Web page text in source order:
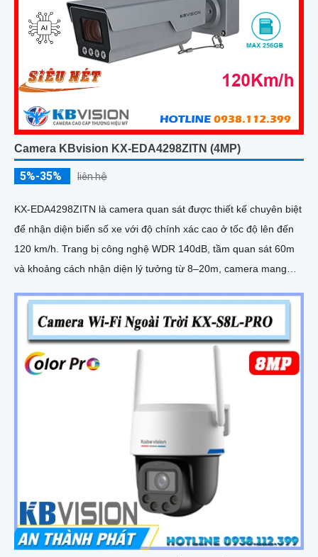
Camera KBvision KX-EDA4298ZITN (4MP)
5%-35% liên hệ
KX-EDA4298ZITN là camera quan sát được thiết kế chuyên biệt
để nhận diện biển số xe với độ chính xác cao ở tốc độ lên đến
120 km/h. Trang bị công nghệ WDR 140dB, tầm quan sát 60m
và khoảng cách nhận diện lý tưởng từ 8–20m, camera mang